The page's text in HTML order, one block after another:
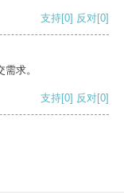
支持[0] 反对[0]
求。
支持[0] 反对[0]